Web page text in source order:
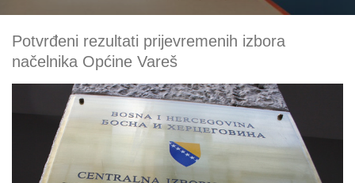
Potvrđeni rezultati prijevremenih izbora
načelnika Općine Vareš